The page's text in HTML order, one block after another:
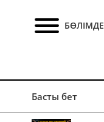
Басты бет